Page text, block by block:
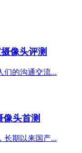
像头评测
们的沟通交流...
头首测
长期以来国产...